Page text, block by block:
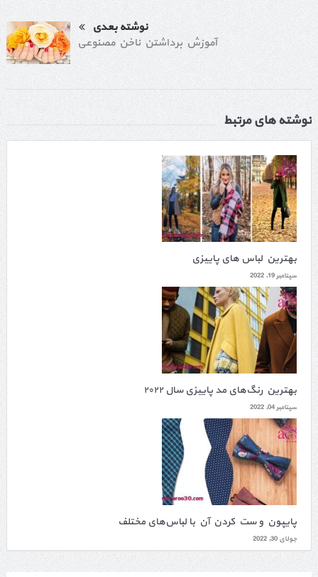
نوشته بعدی
آموزش برداشتن ناخن مصنوعی
نوشته های مرتبط
بهترین لباس های پاییزی
سپتامبر 19, 2022
بهترین رنگ‌های مد پاییزی سال ۲۰۲۲
سپتامبر 04, 2022
پایپون و ست کردن آن با لباس‌های مختلف
جولای 30, 2022